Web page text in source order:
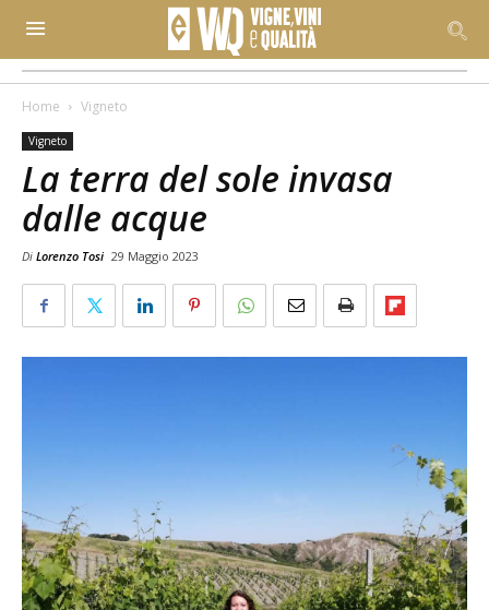
Home Vigneto
Vigneto
La terra del sole invasa
dalle acque
Di Lorenzo Tosi 29 Maggio 2023